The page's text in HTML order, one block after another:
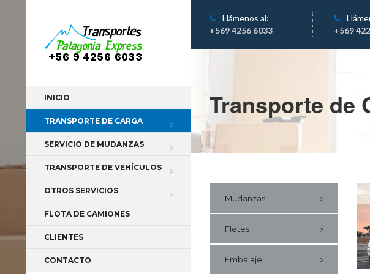
INICIO
TRANSPORTE DE CARGA
SERVICIO DE MUDANZAS
TRANSPORTE DE VEHÍCULOS
OTROS SERVICIOS
FLOTA DE CAMIONES
CLIENTES
CONTACTO
Llámenos al:
+569 4256 6033
+569
Transporte de
Mudanzas
Fletes
Embalaje